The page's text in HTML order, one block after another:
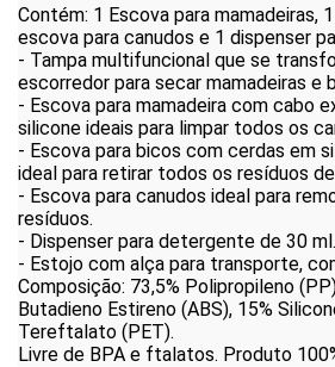
Contém: 1 Escova para mamadeiras,
escova para canudos e 1 dispenser
- Tampa multifuncional que se
escorredor para secar mamadeiras e
- Escova para mamadeira com cabo
silicone ideais para limpar todos os
- Escova para bicos com cerdas em
ideal para retirar todos os resíduos
- Escova para canudos ideal para
resíduos.
- Dispenser para detergente de 30 ml.
- Estojo com alça para transporte,
Composição: 73,5% Polipropileno
Butadieno Estireno (ABS), 15%
Tereftalato (PET).
Livre de BPA e ftalatos. Produto